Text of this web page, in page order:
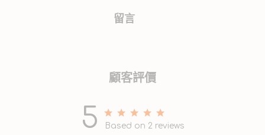
留言
顧客評價
5 5 out of 5 stars 2 total reviews
Based on 2 reviews